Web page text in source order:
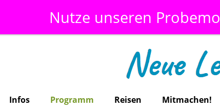
Nutze unseren
Infos Programm Reisen Mitmachen!